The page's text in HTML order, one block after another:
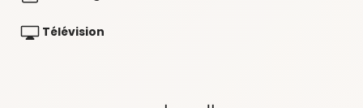
Télévision